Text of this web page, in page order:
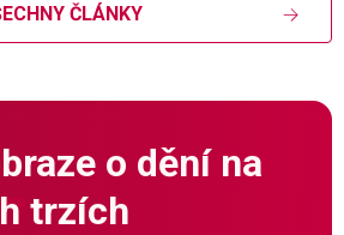
ČLÁNKY
o dění na
trzích